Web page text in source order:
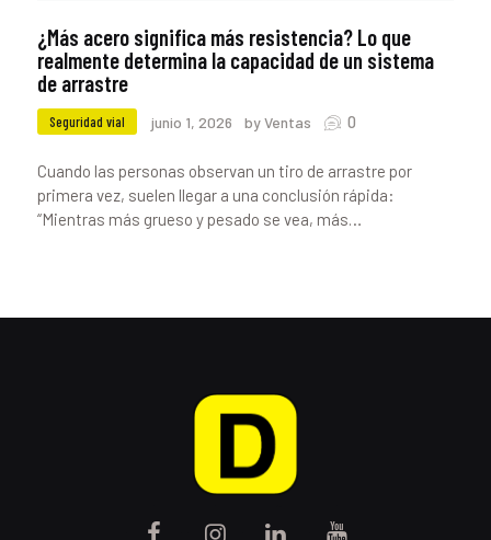
¿Más acero significa más resistencia? Lo que
realmente determina la capacidad de un sistema
de arrastre
Seguridad vial junio 1, 2026 by Ventas 0
Cuando las personas observan un tiro de arrastre por
primera vez, suelen llegar a una conclusión rápida:
“Mientras más grueso y pesado se vea, más…